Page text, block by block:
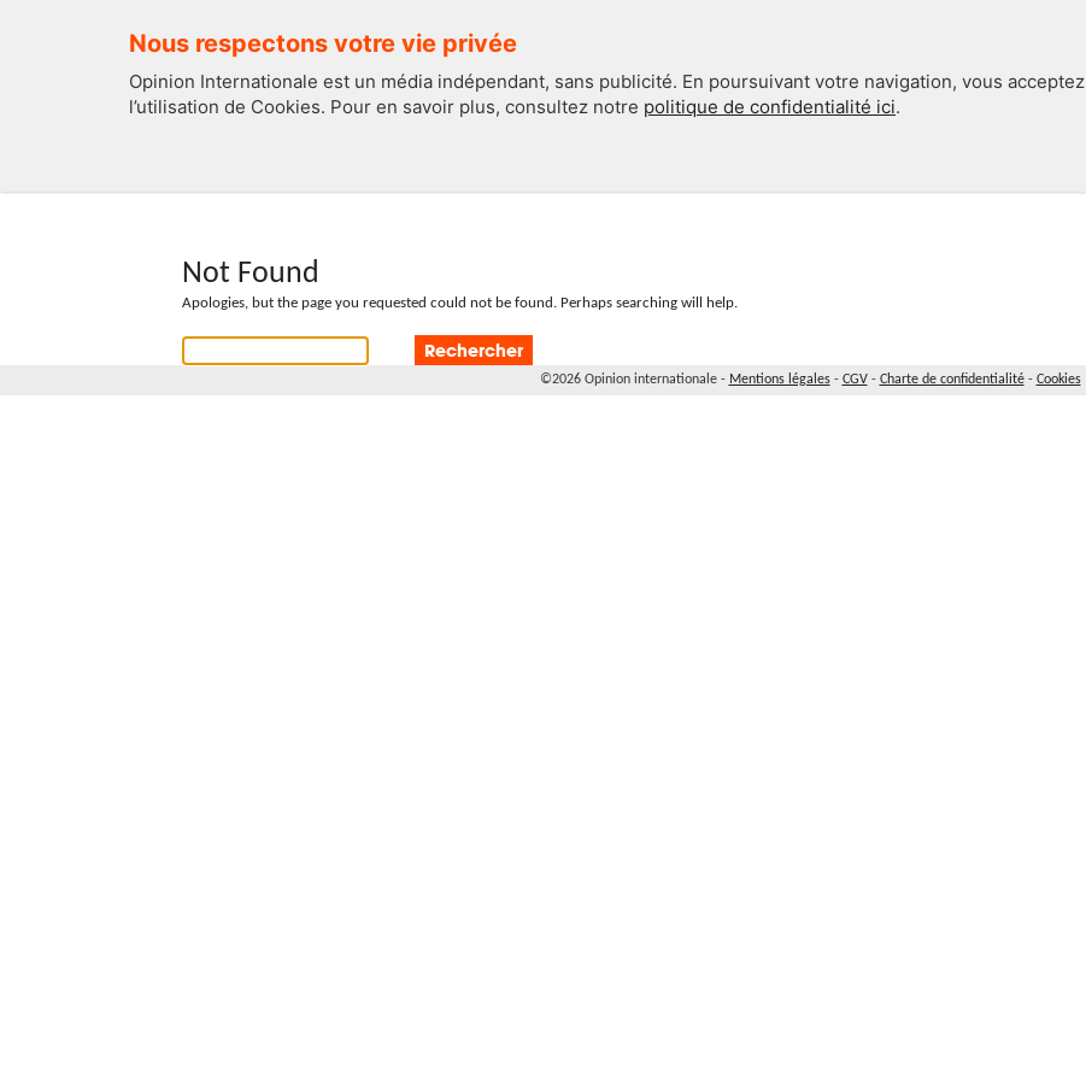
Nous respectons votre vie privée
Opinion Internationale est un média indépendant, sans publicité. En poursuivant votre navigation, vous acceptez
l’utilisation de Cookies. Pour en savoir plus, consultez notre politique de confidentialité ici.
Not Found
Apologies, but the page you requested could not be found. Perhaps searching will help.
Rechercher :
©2026 Opinion internationale - Mentions légales- CGV- Charte de confidentialité- Cookies